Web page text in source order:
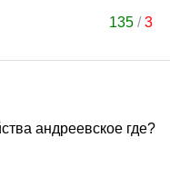
135/3
андреевское где?